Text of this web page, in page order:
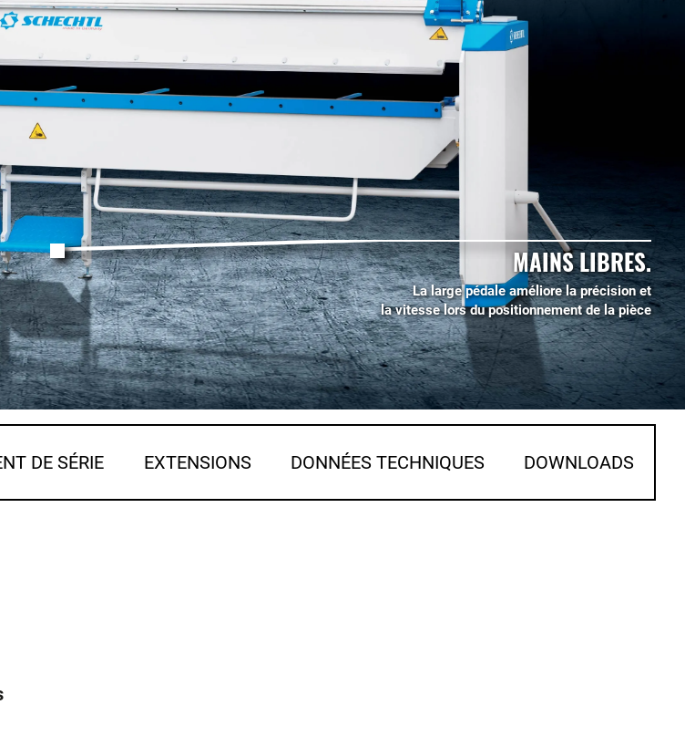
MAINS LIBRES.
La large pédale améliore la précision et
la vitesse lors du positionnement de la pièce
DE SÉRIE EXTENSIONS DONNÉES TECHNIQUES DOWNLOADS